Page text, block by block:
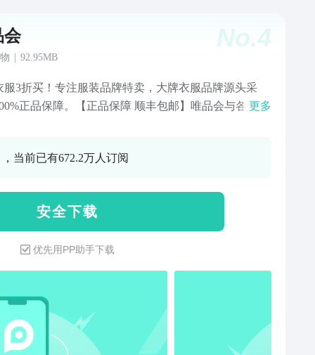
No.4
会
92.95MB
服3折买！专注服装品牌特卖，大牌衣服品牌源头采
正品保障。【正品保障 顺丰包邮】唯品会与各大品
，尺码不合适不用怕，顺丰上门退换货非常方便。
款商品进行官方大额补贴，超低到手价超划算。【购
实力保障】人工客服天天在线，每天9:00~24:00贴心
你服务；7天无理由退货，自营商品免费上门收件（自
返10元唯品币）；还有自营商品满88元包邮，全年无
【新人享豪礼，欢迎体验】唯品会新人福利活动仅限
订单的用户，新人福利活动仅限受邀用户参加，此活
有效，参与路径为APP首页。【意见反馈】如有建
随时反馈，唯品会时刻倾听您的声音：官方微博：@
更多
当前已有672.2万人订阅
安 全 下 载
优先用PP助手下载